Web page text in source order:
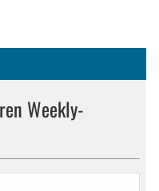
Weekly-